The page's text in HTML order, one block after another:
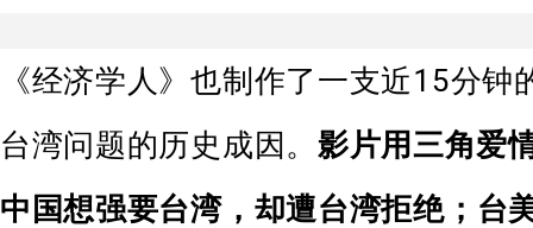
《经济学人》也制作了一支近15分
台湾问题的历史成因。 影片用三角爱
中国想强要台湾，却遭台湾拒绝；台